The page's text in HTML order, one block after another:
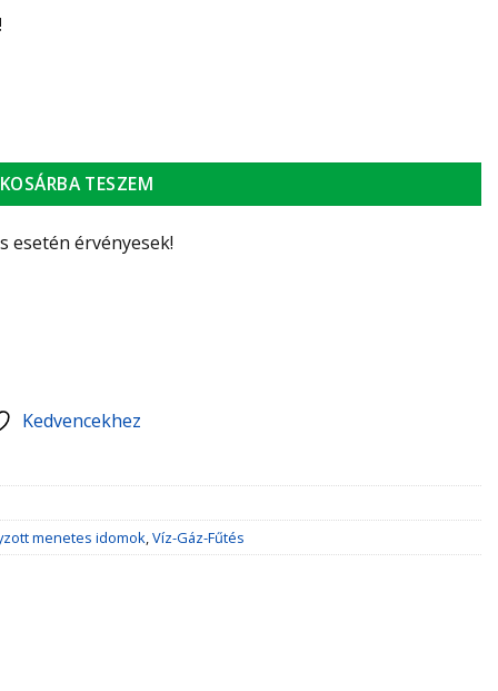
KOSÁRBA TESZEM
esetén érvényesek!
Kedvencekhez
menetes idomok Víz-Gáz-Fűtés